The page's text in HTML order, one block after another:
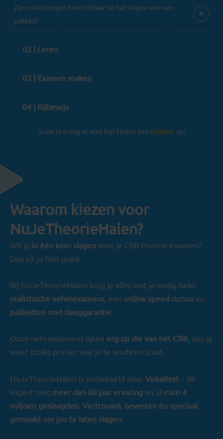
02 | Leren
03 | Examen maken
04 | Rijbewijs
Zijn er kortingen beschikbaar bij het kopen van een
pakket?
Staat je vraag er niet bij? Neem dan contactop!
Waarom kiezen voor
NuJeTheorieHalen?
Wil jij in één keer slagen voor je CBR theorie-examen?
Dan zit je hier goed.
Bij NuJeTheorieHalen krijg je alles wat je nodig hebt:
realistische oefenexamens, een online speed cursus én
pakketten met slaaggarantie.
Onze oefenexamens lijken erg op die van het CBR, dus jij
weet straks precies wat je te wachten staat.
NuJeTheorieHalen is ontwikkeld door VekaBest– dé
expert met meer dan 60 jaar ervaring en al ruim 4
miljoen geslaagden Vertrouwd, bewezen én speciaal
gemaakt om jou te laten slagen.